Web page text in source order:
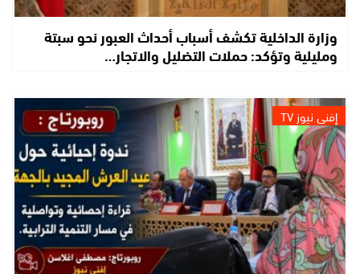
وزارة الداخلية تكشف أسباب أحداث العبور نحو سبتة
ومليلية وتؤكد: حملات التضليل والاتجار…
إفني نيوز TV